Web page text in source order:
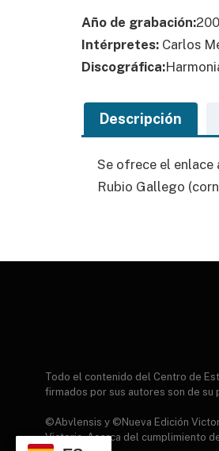
Año de grabación:
Intérpretes: Carlos
Discográfica:
Descripción
Se ofrece el enlace
Rubio Gallego
Todo el contenido del Centro de
firmados por sus autores son de
©Abvlensis y ©Nueva Edición
Victoria. Acerca del cumplimiento